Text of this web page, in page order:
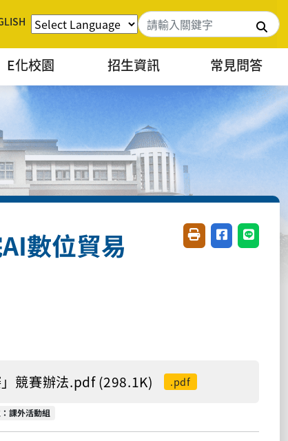
搜尋
E化校園 招生資訊 常見問答
數位貿易
友善列印(開新視窗)
分享至臉書(
分享至
競賽辦法.pdf (298.1K) .pdf
課外活動組